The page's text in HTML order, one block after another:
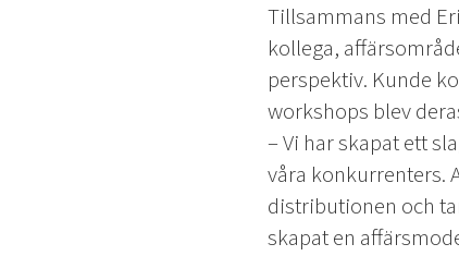
Tillsammans med
kollega,
perspektiv. Kunde
workshops blev
– Vi har skapat ett
våra konkurrenters.
distributionen och
skapat en